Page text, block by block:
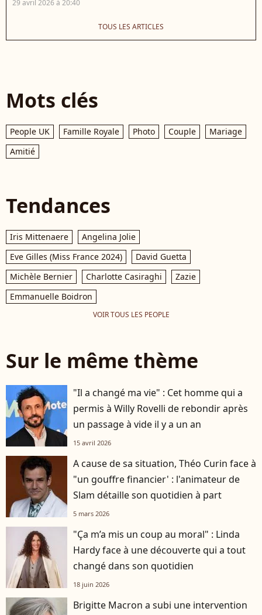
29 avril 2026 à 20:40
TOUS LES ARTICLES
Mots clés
People UK Famille Royale Photo Couple
Mariage
Amitié
Tendances
Iris Mittenaere
Angelina Jolie
Eve Gilles (Miss France 2024)
David Guetta
Michèle Bernier
Charlotte Casiraghi
Zazie
Emmanuelle Boidron
VOIR TOUS LES PEOPLE
Sur le même thème
"Il a changé ma vie" : Cet homme qui a
permis à Willy Rovelli de rebondir après
un passage à vide il y a un an
15 avril 2026
A cause de sa situation, Théo Curin face à
"un gouffre financier' : l'animateur de
Slam détaille son quotidien à part
5 mars 2026
"Ça m’a mis un coup au moral" : Linda
Hardy face à une découverte qui a tout
changé dans son quotidien
18 juin 2026
Brigitte Macron a subi une intervention